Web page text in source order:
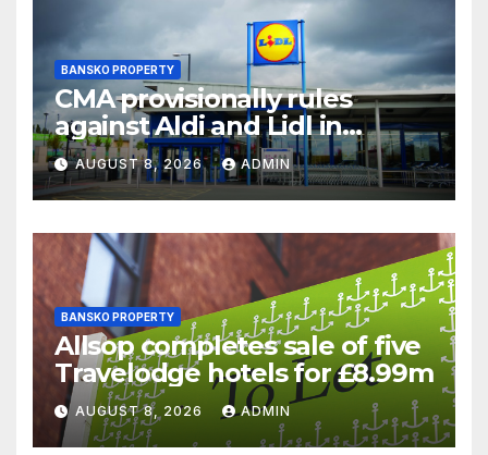
BANSKO PROPERTY
CMA provisionally rules
against Aldi and Lidl in
supermarket regulatory
battle
AUGUST 8, 2026 ADMIN
BANSKO PROPERTY
Allsop completes sale of five
Travelodge hotels for £8.99m
AUGUST 8, 2026 ADMIN